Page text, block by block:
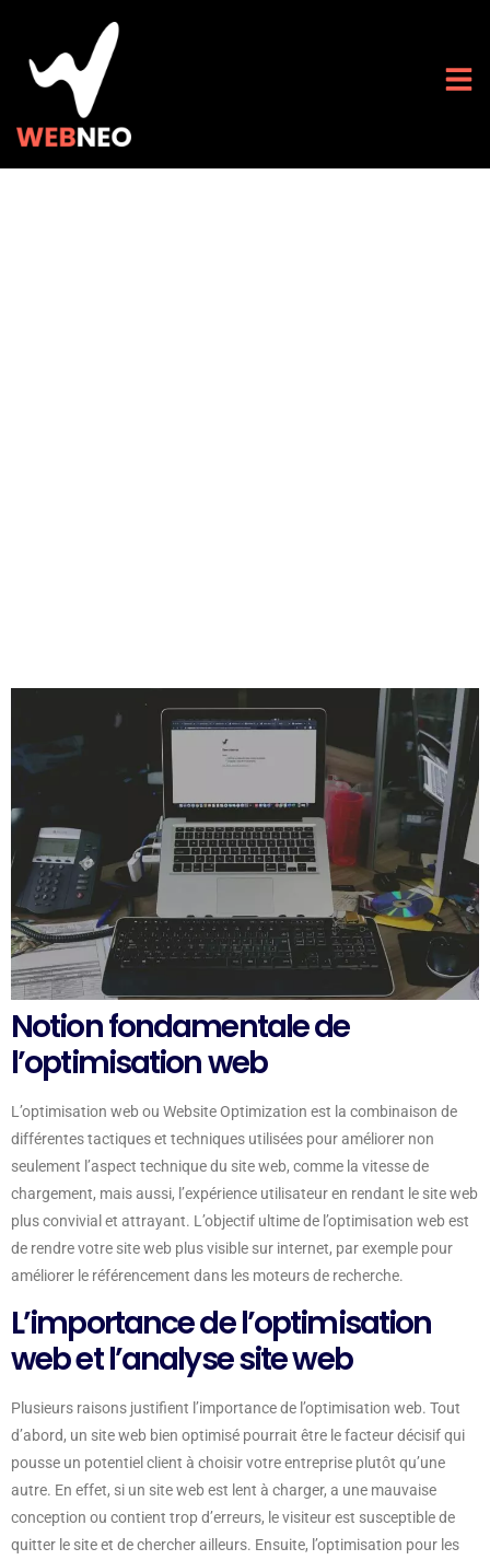
Notion fondamentale de
l’optimisation web
L’optimisation web ou Website Optimization est la combinaison de
différentes tactiques et techniques utilisées pour améliorer non
seulement l’aspect technique du site web, comme la vitesse de
chargement, mais aussi, l’expérience utilisateur en rendant le site web
plus convivial et attrayant. L’objectif ultime de l’optimisation web est
de rendre votre site web plus visible sur internet, par exemple pour
améliorer le référencement dans les moteurs de recherche.
L’importance de l’optimisation
web et l’analyse site web
Plusieurs raisons justifient l’importance de l’optimisation web. Tout
d’abord, un site web bien optimisé pourrait être le facteur décisif qui
pousse un potentiel client à choisir votre entreprise plutôt qu’une
autre. En effet, si un site web est lent à charger, a une mauvaise
conception ou contient trop d’erreurs, le visiteur est susceptible de
quitter le site et de chercher ailleurs. Ensuite, l’optimisation pour les